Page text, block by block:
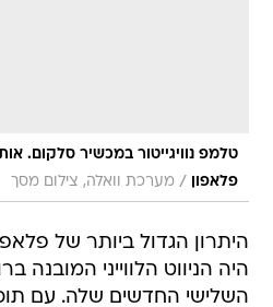
טלמפ נוויגייטור במכשיר סלקום.
פלאפון
/ מערכת וואלה, צילום מסך
היתרון הגדול ביותר של
היה הניווט הלווייני המובנה
השלישי החדשים שלה. עם